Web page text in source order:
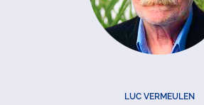
LUC VERMEULEN